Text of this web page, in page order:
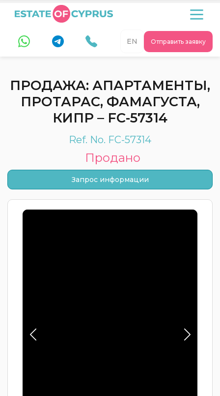
Отправить заявку
EN
ПРОДАЖА: АПАРТАМЕНТЫ,
ПРОТАРАС, ФАМАГУСТА,
КИПР – FC-57314
Ref. No. FC-57314
Продано
Запрос информации